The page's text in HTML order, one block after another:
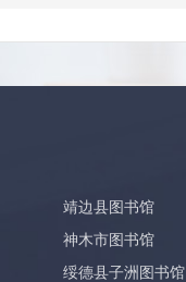
靖边县图书馆
神木市图书馆
绥德县子洲图书馆